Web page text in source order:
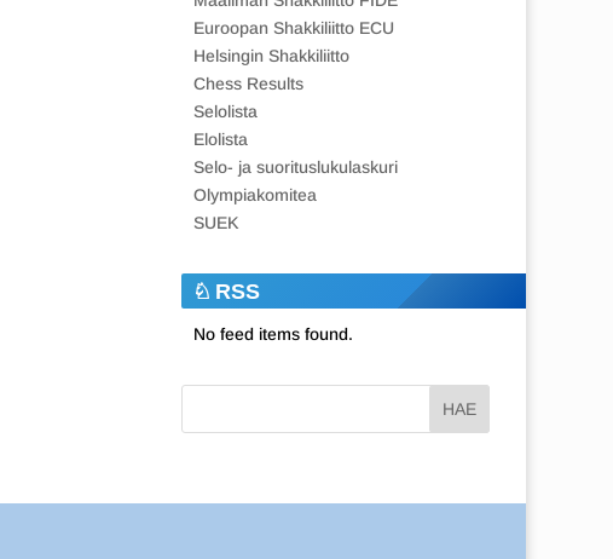
Euroopan Shakkiliitto ECU
Helsingin Shakkiliitto
Chess Results
Selolista
Elolista
Selo- ja suorituslukulaskuri
Olympiakomitea
SUEK
RSS
No feed items found.